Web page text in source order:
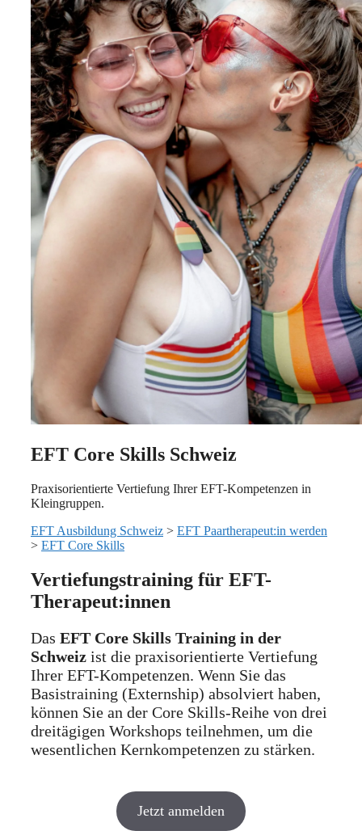
EFT Core Skills Schweiz
Praxisorientierte Vertiefung Ihrer EFT-Kompetenzen in
Kleingruppen.
EFT Ausbildung Schweiz > EFT Paartherapeut:in werden
> EFT Core Skills
Vertiefungstraining für EFT-
Therapeut:innen
Das EFT Core Skills Training in der
Schweiz ist die praxisorientierte Vertiefung
Ihrer EFT-Kompetenzen. Wenn Sie das
Basistraining (Externship) absolviert haben,
können Sie an der Core Skills-Reihe von drei
dreitägigen Workshops teilnehmen, um die
wesentlichen Kernkompetenzen zu stärken.
Jetzt anmelden